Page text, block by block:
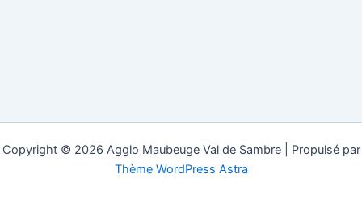
Copyright © 2026 Agglo Maubeuge Val de Sambre | Propulsé par
Thème WordPress Astra